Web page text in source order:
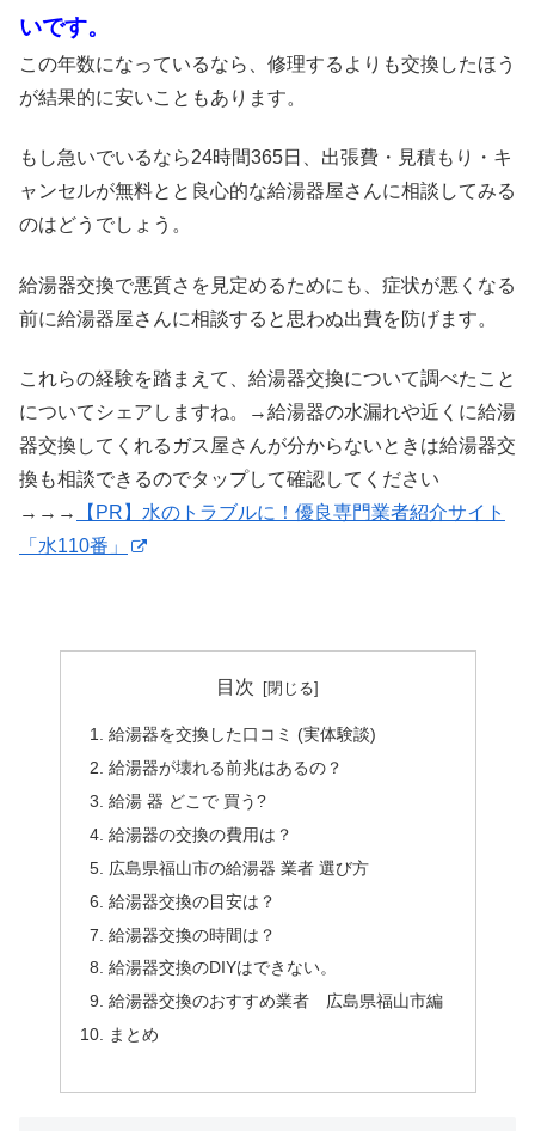
いです。
この年数になっているなら、修理するよりも交換したほう
が結果的に安いこともあります。
もし急いでいるなら24時間365日、出張費・見積もり・キ
ャンセルが無料とと良心的な給湯器屋さんに相談してみる
のはどうでしょう。
給湯器交換で悪質さを見定めるためにも、症状が悪くなる
前に給湯器屋さんに相談すると思わぬ出費を防げます。
これらの経験を踏まえて、給湯器交換について調べたこと
についてシェアしますね。→給湯器の水漏れや近くに給湯
器交換してくれるガス屋さんが分からないときは給湯器交
換も相談できるのでタップして確認してください
→→→
【PR】水のトラブルに！優良専門業者紹介サイト
「水110番」
目次
給湯器を交換した口コミ (実体験談)
給湯器が壊れる前兆はあるの？
給湯 器 どこで 買う?
給湯器の交換の費用は？
広島県福山市の給湯器 業者 選び方
給湯器交換の目安は？
給湯器交換の時間は？
給湯器交換のDIYはできない。
給湯器交換のおすすめ業者 広島県福山市編
まとめ